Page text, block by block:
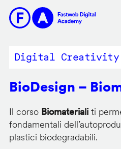
contenuto
Digital Creativity
BioDesign –
Il corso Biomaterialiti
fondamentali
plastici biodegradabili.